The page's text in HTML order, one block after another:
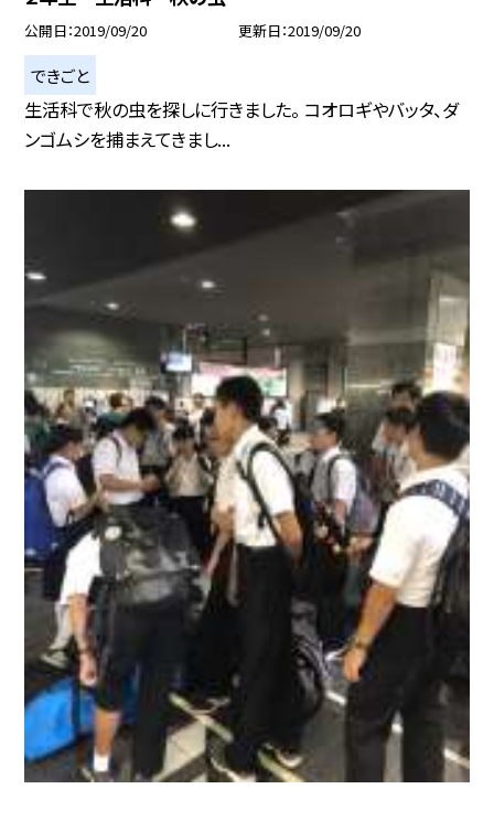
公開日 2019/09/20 更新日 2019/09/20
できごと
生活科で秋の虫を探しに行きました。 コオロギやバッタ、ダ
ンゴムシを捕まえてきまし...